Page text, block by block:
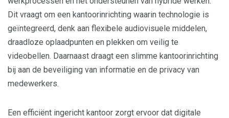
Dit vraagt om een kantoorinrichting waarin technologie is
geïntegreerd, denk aan flexibele audiovisuele middelen,
draadloze oplaadpunten en plekken om veilig te
videobellen. Daarnaast draagt een slimme kantoorinrichting
bij aan de beveiliging van informatie en de privacy van
medewerkers.
Een efficiënt ingericht kantoor zorgt ervoor dat digitale